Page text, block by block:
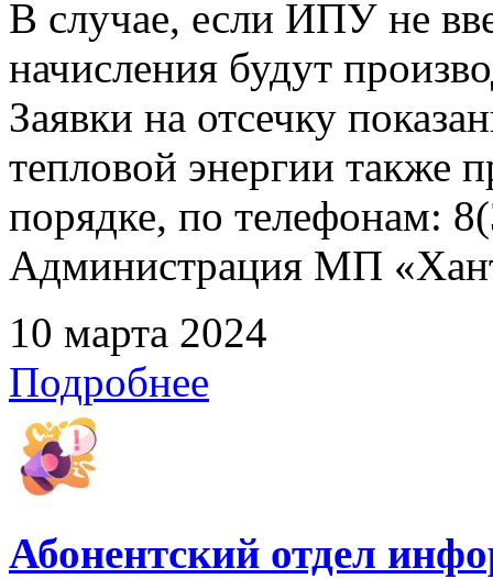
В случае, если ИПУ не
начисления будут
Заявки на отсечку
тепловой энергии также
порядке, по телефонам:
Администрация МП
10 марта 2024
Подробнее
Абонентский отдел